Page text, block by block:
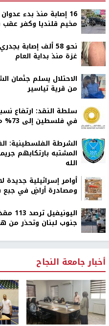
16 إصابة منذ بدء
مخيم قلنديا وكفر
نحو 58 ألف إصابة
غزة منذ بداية العام
الاحتلال يسلم جثمان
من قرية تياسير
سلطة النقد: ارتفاع
في فلسطين إلى 73% منتصف عام 2026
الشرطة الفلسطينية:
المشتبه بارتكابهم
الله
أوامر إسرائيلية جديدة
ومصادرة أراضٍ في
جنوب لبنان وتحذر من
أخبار جامعة النجاح